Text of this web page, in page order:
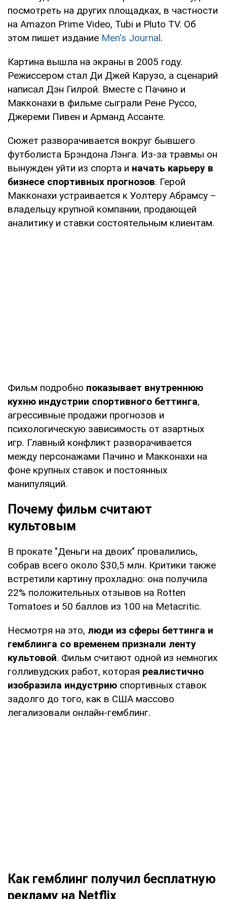
посмотреть на других площадках, в частности
на Amazon Prime Video, Tubi и Pluto TV. Об
этом пишет издание Men's Journal.
Картина вышла на экраны в 2005 году.
Режиссером стал Ди Джей Карузо, а сценарий
написал Дэн Гилрой. Вместе с Пачино и
Макконахи в фильме сыграли Рене Руссо,
Джереми Пивен и Арманд Ассанте.
Сюжет разворачивается вокруг бывшего
футболиста Брэндона Лэнга. Из-за травмы он
вынужден уйти из спорта и начать карьеру в
бизнесе спортивных прогнозов. Герой
Макконахи устраивается к Уолтеру Абрамсу –
владельцу крупной компании, продающей
аналитику и ставки состоятельным клиентам.
Фильм подробно показывает внутреннюю
кухню индустрии спортивного беттинга,
агрессивные продажи прогнозов и
психологическую зависимость от азартных
игр. Главный конфликт разворачивается
между персонажами Пачино и Макконахи на
фоне крупных ставок и постоянных
манипуляций.
Почему фильм считают
культовым
В прокате "Деньги на двоих" провалились,
собрав всего около $30,5 млн. Критики также
встретили картину прохладно: она получила
22% положительных отзывов на Rotten
Tomatoes и 50 баллов из 100 на Metacritic.
Несмотря на это, люди из сферы беттинга и
гемблинга со временем признали ленту
культовой. Фильм считают одной из немногих
голливудских работ, которая реалистично
изобразила индустрию спортивных ставок
задолго до того, как в США массово
легализовали онлайн-гемблинг.
Как гемблинг получил бесплатную
рекламу на Netflix